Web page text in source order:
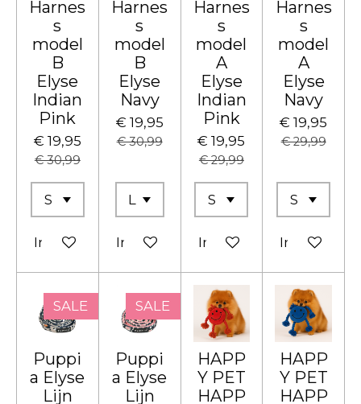
Harnes
s
model
B
Elyse
Indian
Pink
€ 19,95
€ 30,99
In winkelwagen
Harnes
s
model
B
Elyse
Navy
€ 19,95
€ 30,99
In winkelwagen
Harnes
s
model
A
Elyse
Indian
Pink
€ 19,95
€ 29,99
In winkelwagen
Harnes
s
model
A
Elyse
Navy
€ 19,95
€ 29,99
In
SALE
Puppi
a Elyse
Lijn
SALE
Puppi
a Elyse
Lijn
HAPP
Y PET
HAPP
HAPP
Y PET
HAPP